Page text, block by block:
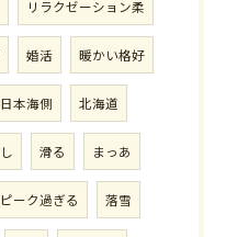
リラクゼーション柔
婚活 暖かい格好
日本海側 北海道
滑る まっあ
ピーク過ぎる 落雪